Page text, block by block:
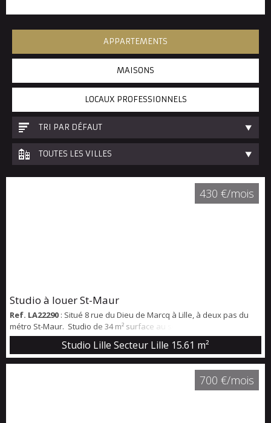
APPARTEMENTS
MAISONS
LOCAUX PROFESSIONNELS
TRI PAR DÉFAUT
TOUTES LES VILLES
Studio à louer St-Maur
Ref. LA22290 : Situé 8 rue du Dieu de Marcq à Lille, à deux pas du
métro St-Maur. Studio de 34 m² surface au sol (15,6m² loi carrez) au
deuxième étage d'un bâtiment en fond de cour avec une pièce de
vie et sa kitchenette et une salle de bain. NON MEUBLÉ Disponible le
17 août 2026.
Studio Lille Secteur Lille 15.61 m²
430 €/mois
700 €/mois